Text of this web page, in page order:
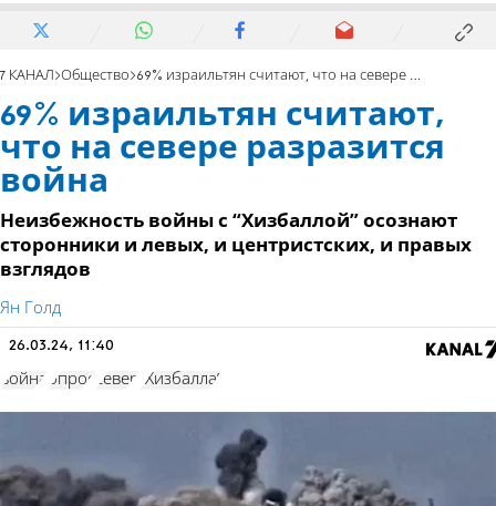
7 КАНАЛ Общество 69% израильтян считают, что на севере разразится война
69% израильтян считают,
что на севере разразится
война
Неизбежность войны с “Хизбаллой” осознают
сторонники и левых, и центристских, и правых
взглядов
Ян Голд
26.03.24, 11:40
война опрос север "Хизбалла"